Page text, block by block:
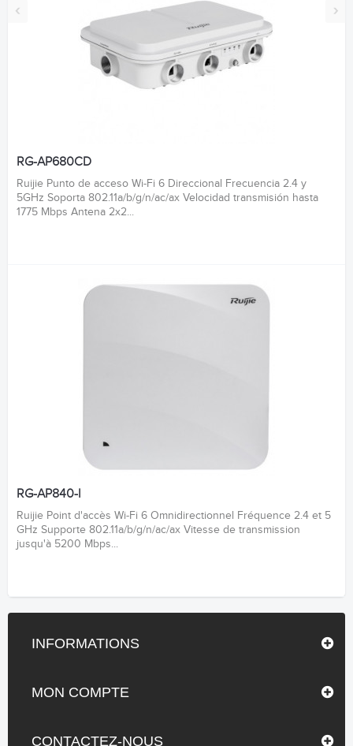
‹ ›
RG-AP680CD
Ruijie Punto de acceso Wi-Fi 6 Direccional Frecuencia 2.4 y
5GHz Soporta 802.11a/b/g/n/ac/ax Velocidad transmisión hasta
1775 Mbps Antena 2x2...
RG-AP840-I
Ruijie Point d'accès Wi-Fi 6 Omnidirectionnel Fréquence 2.4 et 5
GHz Supporte 802.11a/b/g/n/ac/ax Vitesse de transmission
jusqu'à 5200 Mbps...
INFORMATIONS
MON COMPTE
CONTACTEZ-NOUS